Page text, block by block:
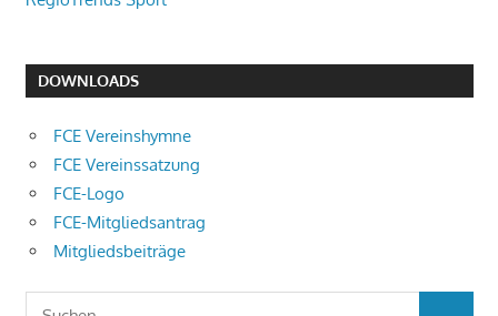
DOWNLOADS
FCE Vereinshymne
FCE Vereinssatzung
FCE-Logo
FCE-Mitgliedsantrag
Mitgliedsbeiträge
Suchen